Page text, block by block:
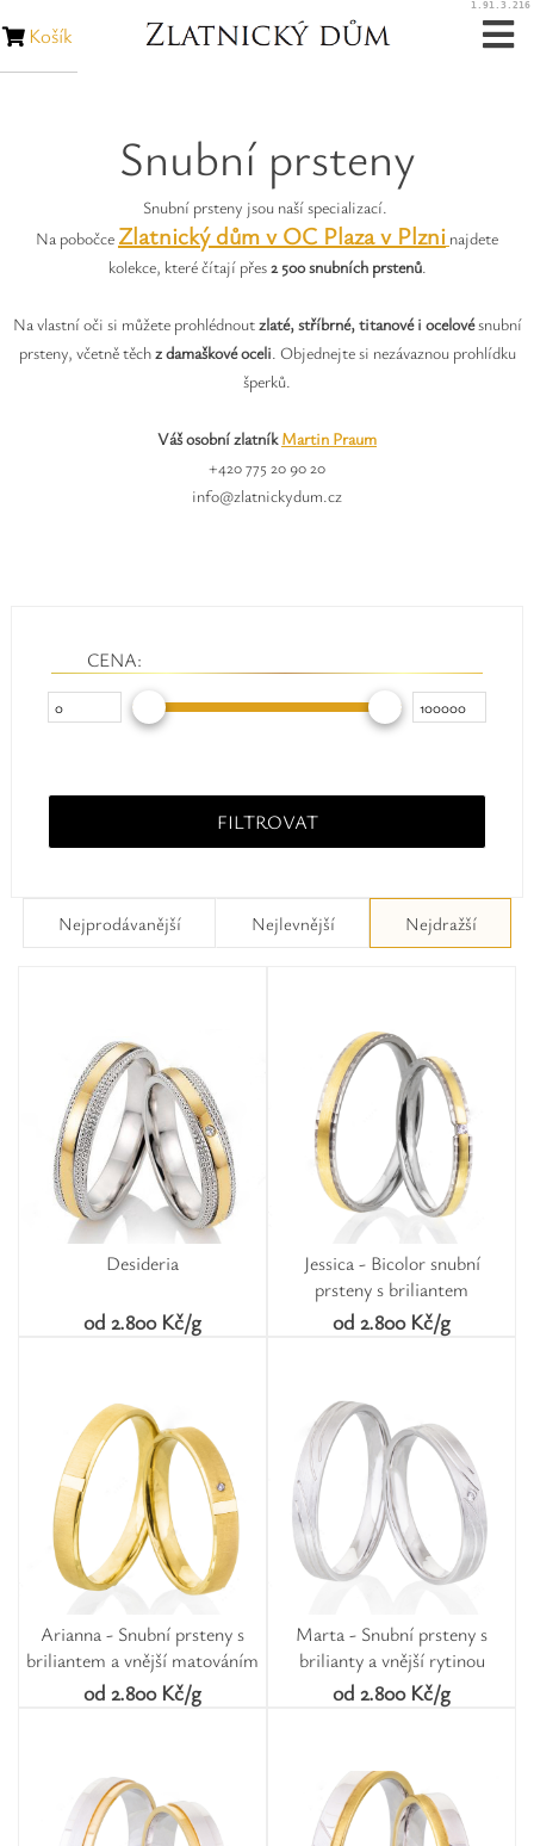
Snubní prsteny
Zakázková výroba
Opravy šperků
Opravy hodinek
Rubíny
Košík
1.91.3.216
Snubní prsteny
Snubní prsteny jsou naší specializací.
Na pobočce Zlatnický dům v OC Plaza v Plzni najdete
kolekce, které čítají přes2 500 snubních prstenů.
Na vlastní oči si můžete prohlédnoutzlaté, stříbrné, titanové i ocelovésnubní
prsteny, včetně těchz damaškové oceli. Objednejte si nezávaznou prohlídku
šperků.
Váš osobní zlatníkMartin Praum
+420 775 20 90 20
info@zlatnickydum.cz
CENA:
FILTROVAT
Nejprodávanější Nejlevnější Nejdražší
Desideria
od 2.800 Kč/g
Jessica - Bicolor snubní
prsteny s briliantem
od 2.800 Kč/g
Arianna - Snubní prsteny s
briliantem a vnější matováním
od 2.800 Kč/g
Marta - Snubní prsteny s
brilianty a vnější rytinou
od 2.800 Kč/g